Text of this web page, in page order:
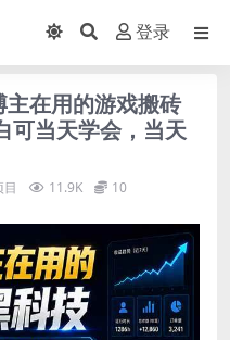
登录
主在用的游戏搬砖
可当天学会，当天
目 11.9K 10